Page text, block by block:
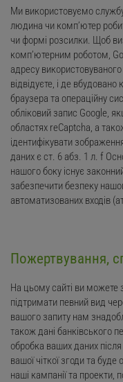
Ми використовуємо
людина чи комп’ютер
чи формі розсилки. Щоб
комп’ютерним роботом,
адресу
відвідуєте, і де вбудовано
браузера та операційну
обліковий запис Google,
областях reCaptcha, а
ідентифікувати
даних є ст. 6 абз. 1 л. f
нашого боку існує
забезпечити безпеку
автоматизованих входів
Пожертвування,
На цьому сайті ви можете
підтримати певний вид
вашого запиту нам
також дані банківського
обробка ваших даних
вашої чіткої згоди та
наші кампанії та